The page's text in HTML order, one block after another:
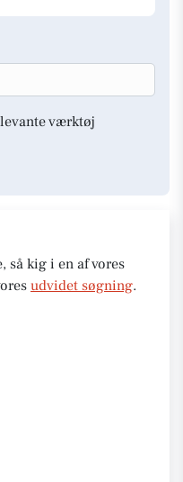
værktøj
så kig i en af vores
udvidet søgning.